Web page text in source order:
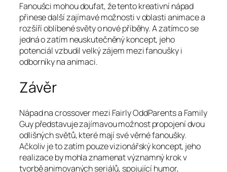
Fanoušci mohou doufat, že tento kreativní nápad
přinese další zajímavé možnosti v oblasti animace a
rozšíří oblíbené světy o nové příběhy. A zatímco se
jedná o zatím neuskutečněný koncept, jeho
potenciál vzbudil velký zájem mezi fanoušky i
odborníky na animaci.
Závěr
Nápad na crossover mezi Fairly OddParents a Family
Guy představuje zajímavou možnost propojení dvou
odlišných světů, které mají své věrné fanoušky.
Ačkoliv je to zatím pouze vizionářský koncept, jeho
realizace by mohla znamenat významný krok v
tvorbě animovaných seriálů, spojující humor,